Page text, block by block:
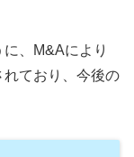
、M&Aにより
ており、今後の